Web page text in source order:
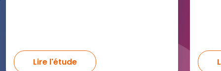
Lire l'étude